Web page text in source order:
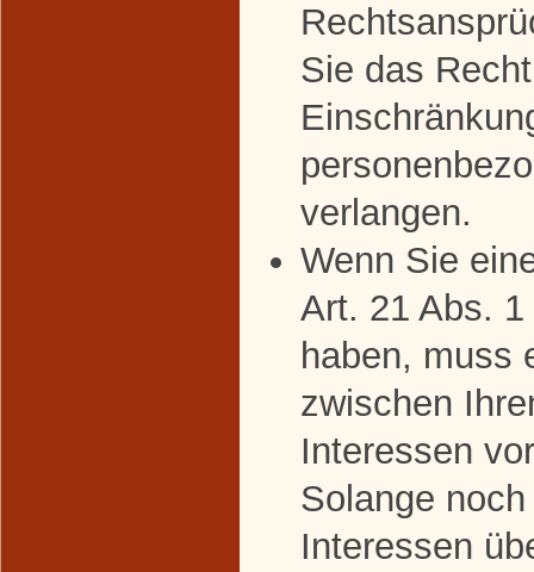
Sie das
verlangen.
Wenn Sie
Art. 21 Abs.
haben, muss
zwischen
Interessen
Solange
Interessen